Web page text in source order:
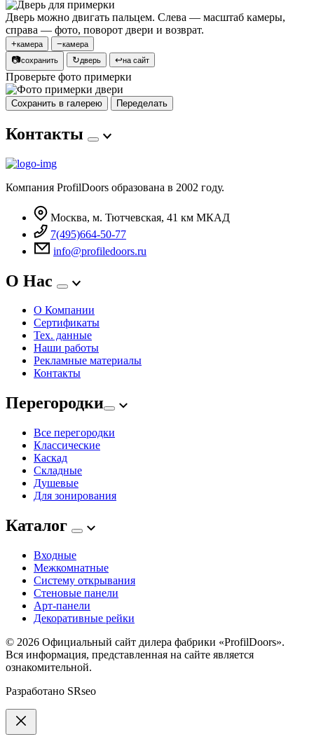
Дверь можно двигать пальцем. Слева — масштаб камеры,
справа — фото, поворот двери и возврат.
+камера −камера
📷сохранить ↻дверь ↩на сайт
Проверьте фото примерки
Сохранить в галерею Переделать
Контакты
Компания ProfilDoors образована в 2002 году.
Москва, м. Тютчевская, 41 км МКАД
7(495)664-50-77
info@profiledoors.ru
О Нас
О Компании
Сертификаты
Тех. данные
Наши работы
Рекламные материалы
Контакты
Перегородки
Все перегородки
Классические
Каскад
Складные
Душевые
Для зонирования
Каталог
Входные
Межкомнатные
Систему открывания
Стеновые панели
Арт-панели
Декоративные рейки
© 2026 Официальный сайт дилера фабрики «ProfilDoors».
Вся информация, представленная на сайте является
ознакомительной.
Разработано SRseo